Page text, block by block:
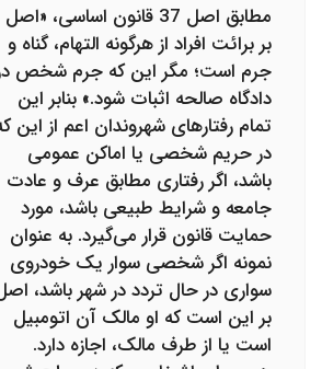
مطابق اصل 37 قانون اساسی، «اصل
بر برائت افراد از هرگونه التهام، گناه و
جرم است؛ مگر این که جرم شخص
دادگاه صالحه اثبات شود.» بنابر این
تمام رفتارهای شهروندان اعم از این
در حریم شخصی یا اماکن عمومی
باشد، اگر رفتاری مطابق عرف و عادت
جامعه و شرایط طبیعی باشد، مورد
حمایت قانون قرار می‌گیرد. به عنوان
نمونه اگر شخصی سوار یک خودروی
سواری در حال تردد در شهر باشد،
بر این است که او مالک آن اتومبیل
است یا از طرف مالک، اجازه دارد.